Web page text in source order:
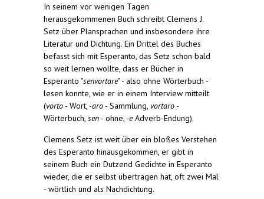
In seinem vor wenigen Tagen
herausgekommenen Buch schreibt Clemens J.
Setz über Plansprachen und insbesondere ihre
Literatur und Dichtung. Ein Drittel des Buches
befasst sich mit Esperanto, das Setz schon bald
so weit lernen wollte, dass er Bücher in
Esperanto "senvortare" - also ohne Wörterbuch -
lesen konnte, wie er in einem Interview mitteilt
(vorto - Wort, -aro - Sammlung, vortaro -
Wörterbuch, sen - ohne, -eAdverb-Endung).
Clemens Setz ist weit über ein bloßes Verstehen
des Esperanto hinausgekommen, er gibt in
seinem Buch ein Dutzend Gedichte in Esperanto
wieder, die er selbst übertragen hat, oft zwei Mal
- wörtlich und als Nachdichtung.